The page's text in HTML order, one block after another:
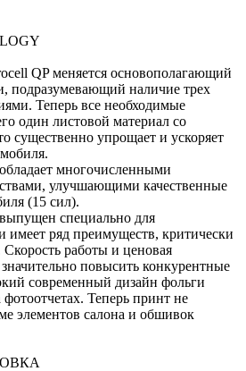
QP меняется основополагающий
подразумевающий наличие трех
Теперь все необходимые
один листовой материал со
существенно упрощает и ускоряет
многочисленными
улучшающими качественные
(15 сил).
специально для
имеет ряд преимуществ, критически
работы и ценовая
повысить конкурентные
современный дизайн фольги
Теперь принт не
элементов салона и обшивок